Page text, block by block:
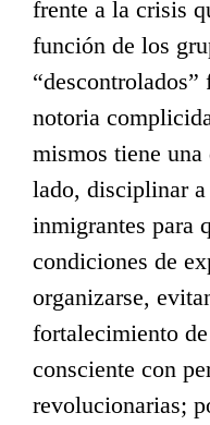
frente a la crisis
función de los
notoria
mismos tiene
lado, disciplinar
inmigrantes para
condiciones de
organizarse,
fortalecimiento
consciente con
revolucionarias;